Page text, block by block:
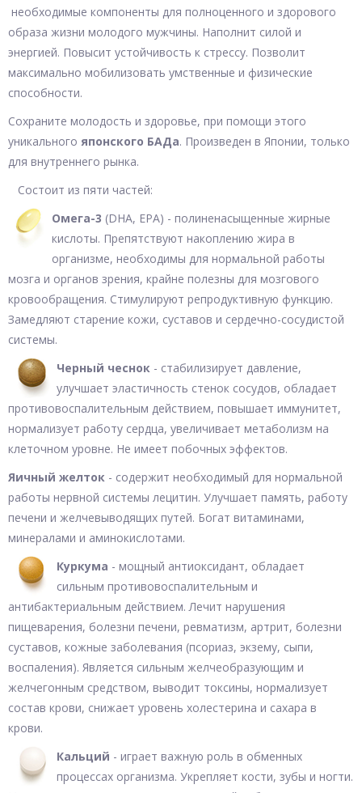
необходимые компоненты для полноценного и здорового
образа жизни молодого мужчины. Наполнит силой и
энергией. Повысит устойчивость к стрессу. Позволит
максимально мобилизовать умственные и физические
способности.
Сохраните молодость и здоровье, при помощи этого
уникального японского БАДа. Произведен в Японии, только
для внутреннего рынка.
Состоит из пяти частей:
Омега-3 (DHA, EPA) - полиненасыщенные жирные
кислоты. Препятствуют накоплению жира в
организме, необходимы для нормальной работы
мозга и органов зрения, крайне полезны для мозгового
кровообращения. Стимулируют репродуктивную функцию.
Замедляют старение кожи, суставов и сердечно-сосудистой
системы.
Черный чеснок - стабилизирует давление,
улучшает эластичность стенок сосудов, обладает
противовоспалительным действием, повышает иммунитет,
нормализует работу сердца, увеличивает метаболизм на
клеточном уровне. Не имеет побочных эффектов.
Яичный желток - содержит необходимый для нормальной
работы нервной системы лецитин. Улучшает память, работу
печени и желчевыводящих путей. Богат витаминами,
минералами и аминокислотами.
Куркума - мощный антиоксидант, обладает
сильным противовоспалительным и
антибактериальным действием. Лечит нарушения
пищеварения, болезни печени, ревматизм, артрит, болезни
суставов, кожные заболевания (псориаз, экзему, сыпи,
воспаления). Является сильным желчеобразующим и
желчегонным средством, выводит токсины, нормализует
состав крови, снижает уровень холестерина и сахара в
крови.
Кальций - играет важную роль в обменных
процессах организма. Укрепляет кости, зубы и ногти.